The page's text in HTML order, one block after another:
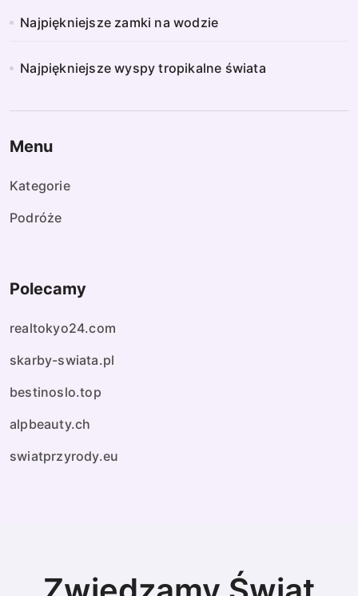
Najpiękniejsze zamki na wodzie
Najpiękniejsze wyspy tropikalne świata
Menu
Kategorie
Podróże
Polecamy
realtokyo24.com
skarby-swiata.pl
bestinoslo.top
alpbeauty.ch
swiatprzyrody.eu